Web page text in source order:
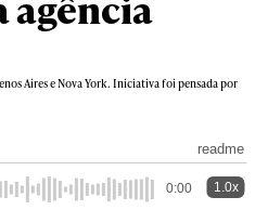
Aires e Nova York. Iniciativa foi pensada por
readme
0:00 1.0x